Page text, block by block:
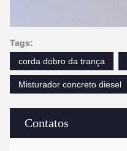
Contatos
Tags:
corda dobro da trança
Misturador concreto diesel